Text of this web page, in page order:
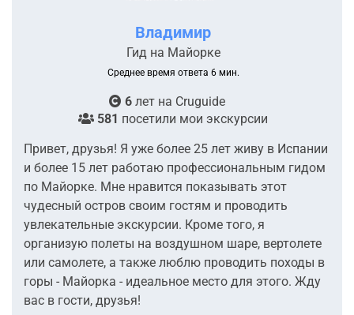
Владимир
Гид на Майорке
Среднее время ответа 6 мин.
6 лет на Cruguide
581 посетили мои экскурсии
Привет, друзья! Я уже более 25 лет живу в Испании
и более 15 лет работаю профессиональным гидом
по Майорке. Мне нравится показывать этот
чудесный остров своим гостям и проводить
увлекательные экскурсии. Кроме того, я
организую полеты на воздушном шаре, вертолете
или самолете, а также люблю проводить походы в
горы - Майорка - идеальное место для этого. Жду
вас в гости, друзья!